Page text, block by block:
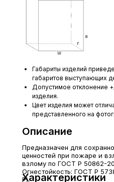
Описание
Предназначен для
ценностей при пожаре и
взлому по ГОСТ Р 50862-
Огнестойкость: ГОСТ Р
Р).
Габариты изделий
габаритов выступающих
Допустимое отклонение
изделия.
Цвет изделия может
представленного на
Характеристики